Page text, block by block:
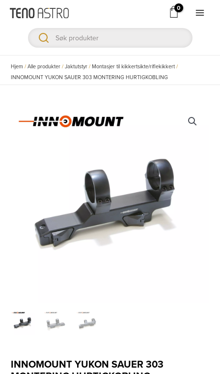
Hopp
innholdet
Hjem /Alle produkter /Jaktutstyr /Montasjer til kikkertsikte/riflekikkert /
INNOMOUNT YUKON SAUER 303 MONTERING HURTIGKOBLING
INNOMOUNT YUKON SAUER 303